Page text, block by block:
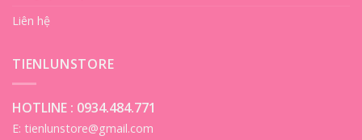
Liên hệ
TIENLUNSTORE
HOTLINE : 0934.484.771
E: tienlunstore@gmail.com